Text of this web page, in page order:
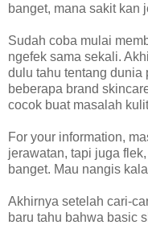
banget, mana sakit kan
Sudah coba mulai
ngefek sama sekali.
dulu tahu tentang dunia
beberapa brand
cocok buat masalah
For your information,
jerawatan, tapi juga
banget. Mau nangis
Akhirnya setelah cari-
baru tahu bahwa basic